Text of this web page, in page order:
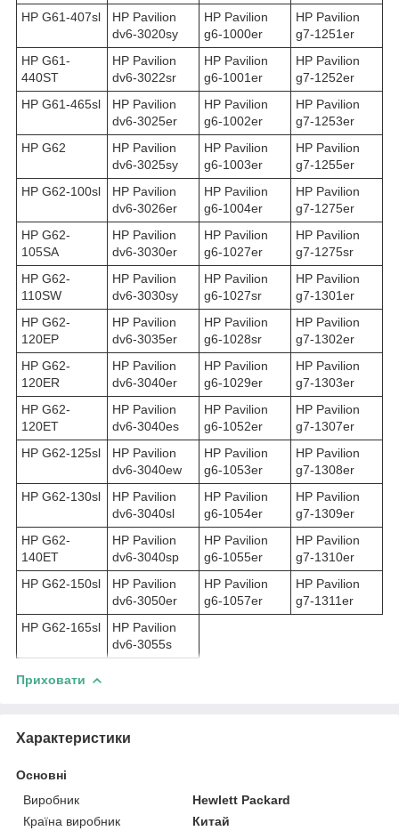
HP G61-407sl
HP Pavilion
dv6-3020sy
HP Pavilion
g6-1000er
HP Pavilion
g7-1251er
HP G61-
440ST
HP Pavilion
dv6-3022sr
HP Pavilion
g6-1001er
HP Pavilion
g7-1252er
HP G61-465sl
HP Pavilion
dv6-3025er
HP Pavilion
g6-1002er
HP Pavilion
g7-1253er
HP G62
HP Pavilion
dv6-3025sy
HP Pavilion
g6-1003er
HP Pavilion
g7-1255er
HP G62-100sl
HP Pavilion
dv6-3026er
HP Pavilion
g6-1004er
HP Pavilion
g7-1275er
HP G62-
105SA
HP Pavilion
dv6-3030er
HP Pavilion
g6-1027er
HP Pavilion
g7-1275sr
HP G62-
110SW
HP Pavilion
dv6-3030sy
HP Pavilion
g6-1027sr
HP Pavilion
g7-1301er
HP G62-
120EP
HP Pavilion
dv6-3035er
HP Pavilion
g6-1028sr
HP Pavilion
g7-1302er
HP G62-
120ER
HP Pavilion
dv6-3040er
HP Pavilion
g6-1029er
HP Pavilion
g7-1303er
HP G62-
120ET
HP Pavilion
dv6-3040es
HP Pavilion
g6-1052er
HP Pavilion
g7-1307er
HP G62-125sl
HP Pavilion
dv6-3040ew
HP Pavilion
g6-1053er
HP Pavilion
g7-1308er
HP G62-130sl
HP Pavilion
dv6-3040sl
HP Pavilion
g6-1054er
HP Pavilion
g7-1309er
HP G62-
140ET
HP Pavilion
dv6-3040sp
HP Pavilion
g6-1055er
HP Pavilion
g7-1310er
HP G62-150sl
HP Pavilion
dv6-3050er
HP Pavilion
g6-1057er
HP Pavilion
g7-1311er
HP G62-165sl
HP Pavilion
dv6-3055s
Приховати
Характеристики
Основні
Виробник
Hewlett Packard
Країна виробник
Китай